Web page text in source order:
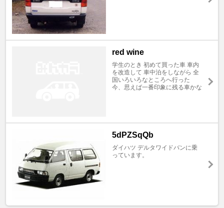
red wine
学生のとき 初めて買った車 車内
を改造して 車中泊をしながら 全
国いろいろなところへ行った
今、思えば一番印象に残る車かな
5dPZSqQb
ダイハツ デルタワイドバンに乗
っています。